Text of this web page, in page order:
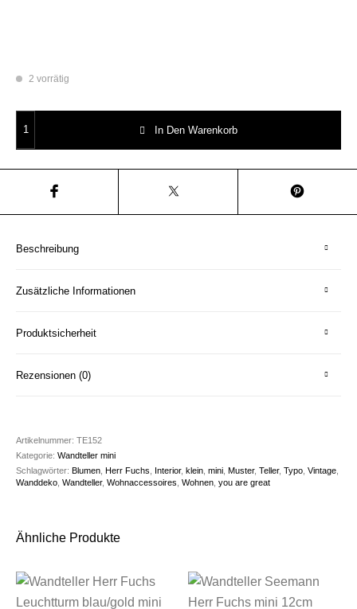
2 vorrätig
In Den Warenkorb
Beschreibung
Zusätzliche Informationen
Produktsicherheit
Rezensionen (0)
Artikelnummer:TE152
Kategorie:Wandteller mini
Schlagwörter:Blumen ,Herr Fuchs Interior,klein ,mini ,Muster,Teller,Typo ,Vintage
Wanddeko ,Wandteller,Wohnaccessoires ,Wohnen ,you are great
Ähnliche Produkte